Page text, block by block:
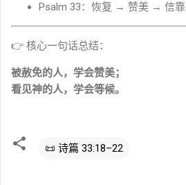
Psalm 33：恢复 → 赞美 → 信靠
👉 核心一句话总结：
被赦免的人，学会赞美；
看见神的人，学会等候。
📜 诗篇 33:18–22